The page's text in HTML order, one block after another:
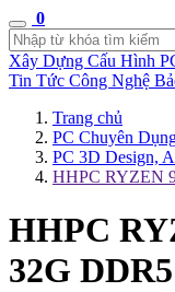
0
Xây Dựng Cấu Hình
Tin Tức Công Nghệ
Trang chủ
PC Chuyên
PC 3D Design,
HHPC RYZEN
HHPC
32G